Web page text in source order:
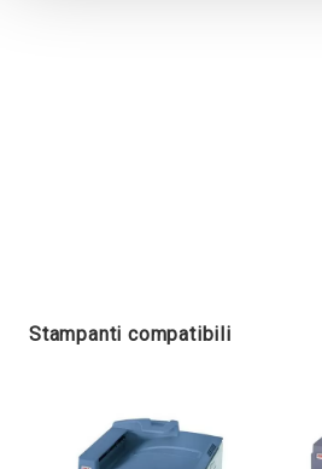
Stampanti compatibili